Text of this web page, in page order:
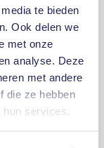
te bieden
Ook delen we
met onze
analyse. Deze
met andere
die ze hebben
services.
BLOGARTIKEL